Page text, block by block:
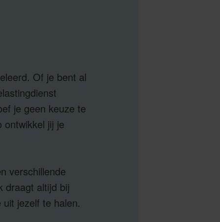
Of je bent al
je geen keuze te
ontwikkel jij je
verschillende
draagt altijd bij
jezelf te halen.